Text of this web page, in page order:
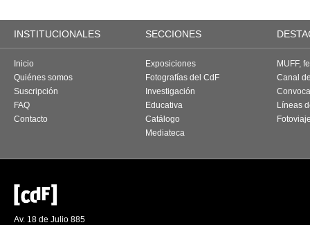
INSTITUCIONALES SECCIONES
Inicio
Quiénes somos
Suscripción
FAQ
Contacto
Exposiciones
Fotografías del CdF
Investigación
Educativa
Catálogo
Mediateca
MUFF,
Canal
Líneas
Av. 18 de Julio 885